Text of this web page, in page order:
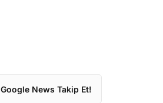
Google News Takip Et!